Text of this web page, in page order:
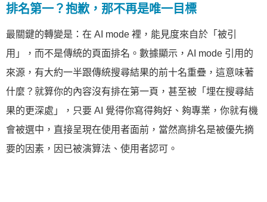
排名第一？抱歉，那不再是唯一目標
最關鍵的轉變是：在 AI mode 裡，能見度來自於「被引
用」，而不是傳統的頁面排名。數據顯示，AI mode 引用的
來源，有大約一半跟傳統搜尋結果的前十名重疊，這意味著
什麼？就算你的內容沒有排在第一頁，甚至被「埋在搜尋結
果的更深處」，只要 AI 覺得你寫得夠好、夠專業，你就有機
會被選中，直接呈現在使用者面前，當然高排名是被優先摘
要的因素，因已被演算法、使用者認可。